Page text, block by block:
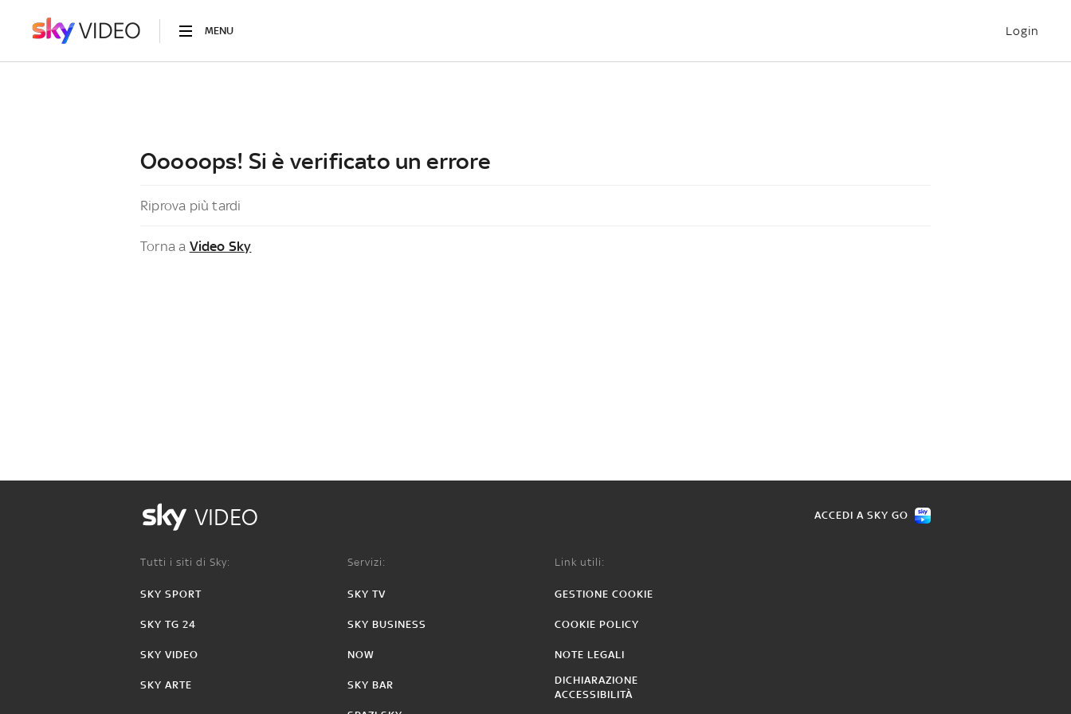
MENU Login
Ooooops! Si è verificato un errore
Riprova più tardi
Torna a Video Sky
VIDEO ACCEDI A SKY GO
Tutti i siti di Sky:
SKY SPORT
SKY TG 24
SKY VIDEO
SKY ARTE
Servizi:
SKY TV
SKY BUSINESS
NOW
SKY BAR
Link utili:
GESTIONE COOKIE
COOKIE POLICY
NOTE LEGALI
DICHIARAZIONE
ACCESSIBILITÀ